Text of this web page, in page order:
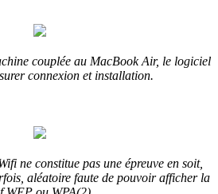
couplée au MacBook Air, le logiciel
connexion et installation.
ne constitue pas une épreuve en soit,
aléatoire faute de pouvoir afficher la